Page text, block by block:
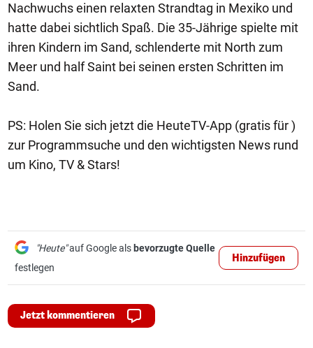
Nachwuchs einen relaxten Strandtag in Mexiko und
hatte dabei sichtlich Spaß. Die 35-Jährige spielte mit
ihren Kindern im Sand, schlenderte mit North zum
Meer und half Saint bei seinen ersten Schritten im
Sand.
PS: Holen Sie sich jetzt die HeuteTV-App (gratis für )
zur Programmsuche und den wichtigsten News rund
um Kino, TV & Stars!
"Heute"auf Google als bevorzugte Quelle
festlegen
Hinzufügen
Jetzt kommentieren